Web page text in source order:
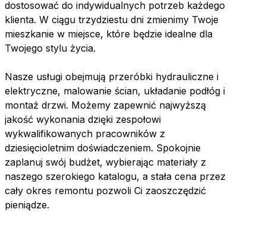
dostosować do indywidualnych potrzeb każdego
klienta. W ciągu trzydziestu dni zmienimy Twoje
mieszkanie w miejsce, które będzie idealne dla
Twojego stylu życia.
Nasze usługi obejmują przeróbki hydrauliczne i
elektryczne, malowanie ścian, układanie podłóg i
montaż drzwi. Możemy zapewnić najwyższą
jakość wykonania dzięki zespołowi
wykwalifikowanych pracowników z
dziesięcioletnim doświadczeniem. Spokojnie
zaplanuj swój budżet, wybierając materiały z
naszego szerokiego katalogu, a stała cena przez
cały okres remontu pozwoli Ci zaoszczędzić
pieniądze.